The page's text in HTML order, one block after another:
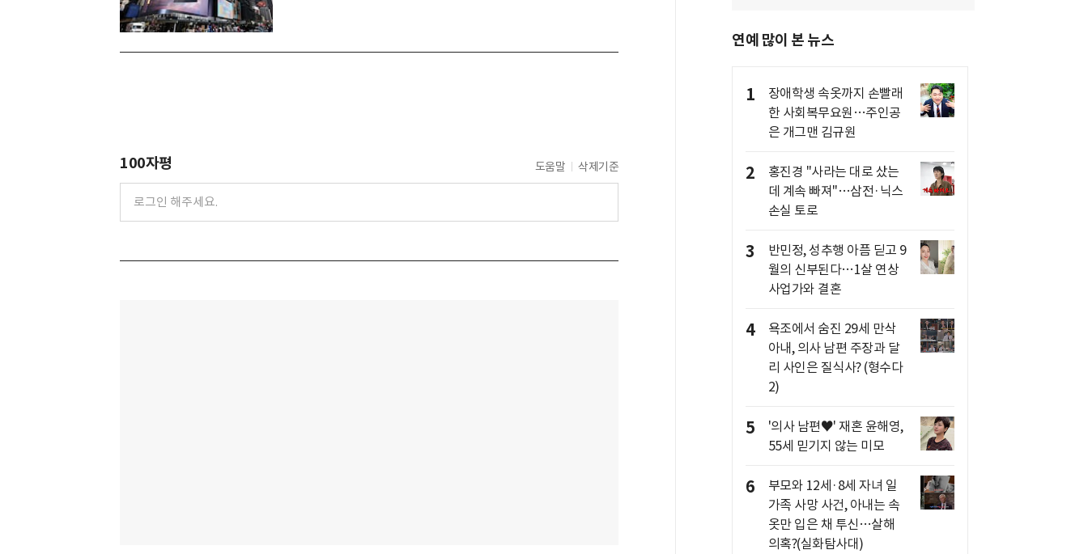
100자평 도움말 삭제기준
연예 많이 본 뉴스
1
장애학생 속옷까지 손빨래
한 사회복무요원…주인공
은 개그맨 김규원
2
홍진경 "사라는 대로 샀는
데 계속 빠져"…삼전·닉스
손실 토로
3
반민정, 성추행 아픔 딛고 9
월의 신부된다…1살 연상
사업가와 결혼
4
욕조에서 숨진 29세 만삭
아내, 의사 남편 주장과 달
리 사인은 질식사? (형수다
2)
5
'의사 남편♥' 재혼 윤해영,
55세 믿기지 않는 미모
6
부모와 12세·8세 자녀 일
가족 사망 사건, 아내는 속
옷만 입은 채 투신…살해
의혹?(실화탐사대)